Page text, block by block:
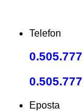
Telefon
Eposta